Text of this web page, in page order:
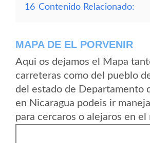
16 Contenido Relacionado:
MAPA DE EL PORVENIR
Aqui os dejamos el Mapa
carreteras como del pueblo
del estado de Departamento
en Nicaragua podeis ir
para cercaros o alejaros en el